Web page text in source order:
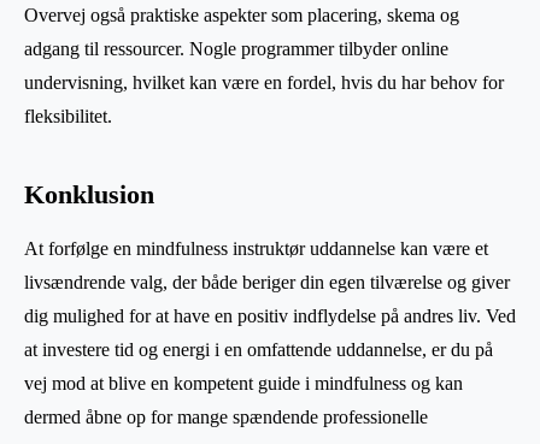
Overvej også praktiske aspekter som placering, skema og
adgang til ressourcer. Nogle programmer tilbyder online
undervisning, hvilket kan være en fordel, hvis du har behov for
fleksibilitet.
Konklusion
At forfølge en mindfulness instruktør uddannelse kan være et
livsændrende valg, der både beriger din egen tilværelse og giver
dig mulighed for at have en positiv indflydelse på andres liv. Ved
at investere tid og energi i en omfattende uddannelse, er du på
vej mod at blive en kompetent guide i mindfulness og kan
dermed åbne op for mange spændende professionelle